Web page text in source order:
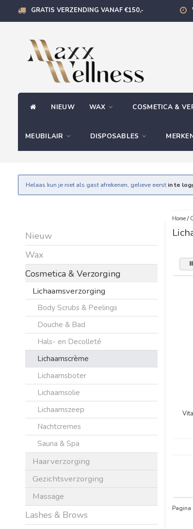
GRATIS VERZENDING VANAF €150,-
NIEUW WAX COSMETICA &
MEUBILAIR DISPOSABLES
Helaas kun je niet als gast afrekenen, gelieve eerst in te
Nieuw
Wax
Cosmetica & Verzorging
Lichaamsverzorging
Body Scrubs & Peelings
Douche & Bad
Hals- en Decolleté
Lichaamscrème
Lichaamsboter
Lichaamsolie
Lichaamszeep
Nachtcremes
Sauna & Spa
Haarverzorging
Gezichtsverzorging
Massage
Lashes & Brows
Home/
Pagina